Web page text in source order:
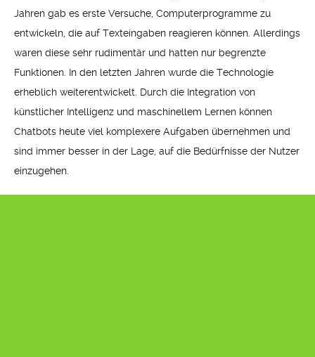
Jahren gab es erste Versuche, Computerprogramme zu
entwickeln, die auf Texteingaben reagieren können. Allerdings
waren diese sehr rudimentär und hatten nur begrenzte
Funktionen. In den letzten Jahren wurde die Technologie
erheblich weiterentwickelt. Durch die Integration von
künstlicher Intelligenz und maschinellem Lernen können
Chatbots heute viel komplexere Aufgaben übernehmen und
sind immer besser in der Lage, auf die Bedürfnisse der Nutzer
einzugehen.